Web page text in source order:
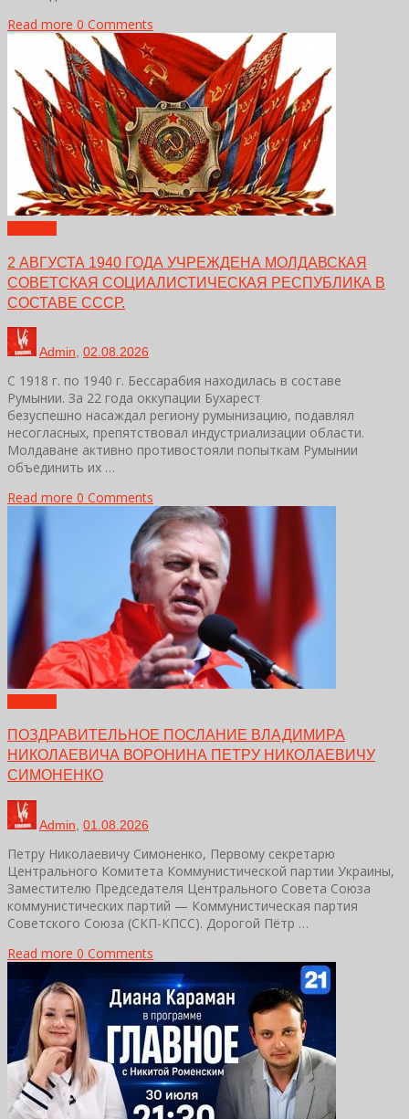
Read more 0 Comments
2 АВГУСТА 1940 ГОДА УЧРЕЖДЕНА МОЛДАВСКАЯ
СОВЕТСКАЯ СОЦИАЛИСТИЧЕСКАЯ РЕСПУБЛИКА В
СОСТАВЕ СССР.
Admin 02.08.2026
С 1918 г. по 1940 г. Бессарабия находилась в составе
Румынии. За 22 года оккупации Бухарест
безуспешно насаждал региону румынизацию, подавлял
несогласных, препятствовал индустриализации области.
Молдаване активно противостояли попыткам Румынии
объединить их …
Read more 0 Comments
ПОЗДРАВИТЕЛЬНОЕ ПОСЛАНИЕ ВЛАДИМИРА
НИКОЛАЕВИЧА ВОРОНИНА ПЕТРУ НИКОЛАЕВИЧУ
СИМОНЕНКО
Admin 01.08.2026
Петру Николаевичу Симоненко, Первому секретарю
Центрального Комитета Коммунистической партии Украины,
Заместителю Председателя Центрального Совета Союза
коммунистических партий — Коммунистическая партия
Советского Союза (СКП-КПСС). Дорогой Пётр …
Read more 0 Comments